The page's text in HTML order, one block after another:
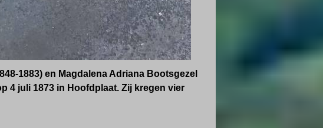
1883) en Magdalena Adriana Bootsgezel
4 juli 1873 in Hoofdplaat. Zij kregen vier